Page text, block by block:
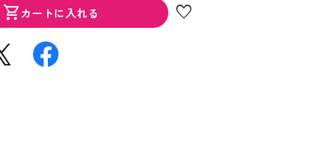
shopping_cartカートに入れる favorite